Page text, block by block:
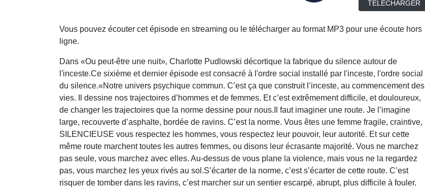
TÉLÉCHARGER
Vous pouvez écouter cet épisode en streaming ou le télécharger au format MP3 pour une écoute hors
ligne.
Dans «Ou peut-être une nuit», Charlotte Pudlowski décortique la fabrique du silence autour de
l'inceste.Ce sixième et dernier épisode est consacré à l'ordre social installé par l'inceste, l'ordre social
du silence.«Notre univers psychique commun. C’est ça que construit l’inceste, au commencement des
vies. Il dessine nos trajectoires d’hommes et de femmes. Et c’est extrêmement difficile, et douloureux,
de changer les trajectoires que la norme dessine pour nous.Il faut imaginer une route. Je l’imagine
large, recouverte d’asphalte, bordée de ravins. C’est la norme. Vous êtes une femme fragile, craintive,
SILENCIEUSE vous respectez les hommes, vous respectez leur pouvoir, leur autorité. Et sur cette
même route marchent toutes les autres femmes, ou disons leur écrasante majorité. Vous ne marchez
pas seule, vous marchez avec elles. Au-dessus de vous plane la violence, mais vous ne la regardez
pas, vous marchez les yeux rivés au sol.S’écarter de la norme, c’est s’écarter de cette route. C’est
risquer de tomber dans les ravins, c’est marcher sur un sentier escarpé, abrupt, plus difficile à fouler.